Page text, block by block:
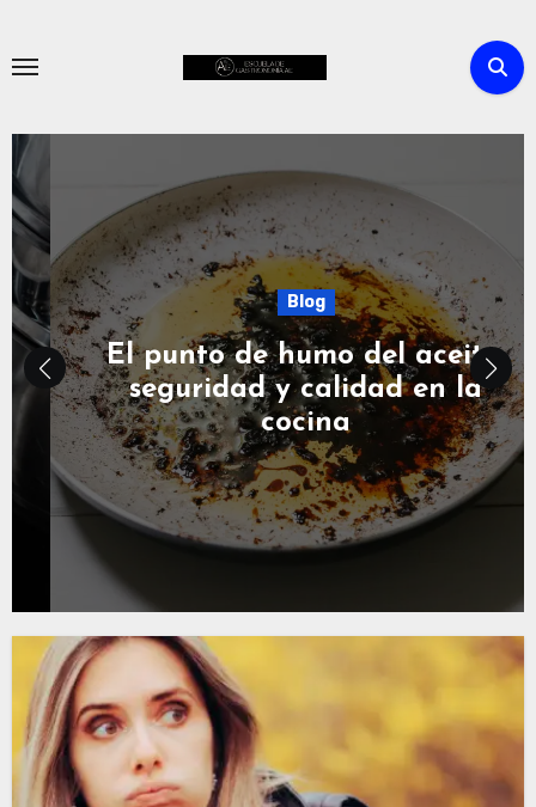
content
Blog
El punto de humo del aceite:
seguridad y calidad en la
cocina